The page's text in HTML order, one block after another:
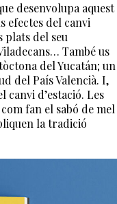
desenvolupa aquest
efectes del canvi
plats del seu
També us
del Yucatán; un
del País Valencià. I,
d’estació. Les
fan el sabó de mel
la tradició